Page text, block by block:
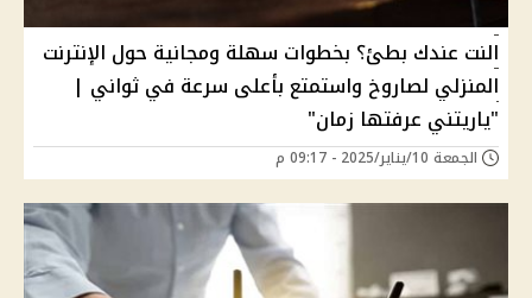
النت عندك بطئ؟ بخطوات سهلة ومجانية حول الإنترنت
المنزلي لصاروخ واستمتع بأعلى سرعة في ثواني |
"ياريتني عرفتها زمان"
الجمعة 10/يناير/2025 - 09:17 م